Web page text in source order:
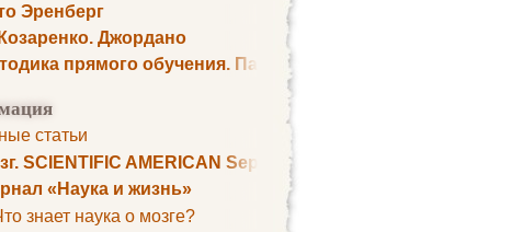
Эренберг
Джордано
прямого обучения. Пауль Шелли
статьи
SCIENTIFIC AMERICAN September 1979
«Наука и жизнь»
знает наука о мозге?